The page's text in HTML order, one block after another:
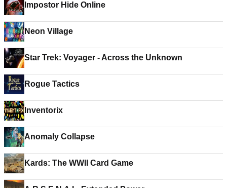
Impostor Hide Online
Neon Village
Star Trek: Voyager - Across the Unknown
Rogue Tactics
Inventorix
Anomaly Collapse
Kards: The WWII Card Game